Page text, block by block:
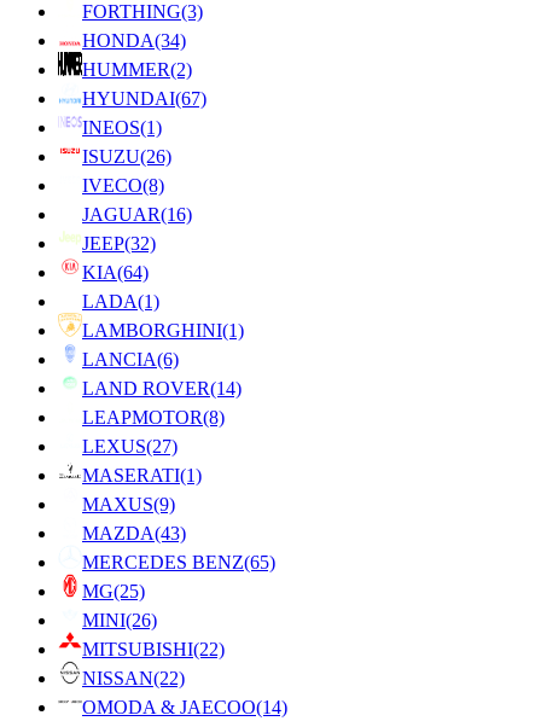
FORTHING(3)
HONDA(34)
HUMMER(2)
HYUNDAI(67)
INEOS(1)
ISUZU(26)
IVECO(8)
JAGUAR(16)
JEEP(32)
KIA(64)
LADA(1)
LAMBORGHINI(1)
LANCIA(6)
LAND ROVER(14)
LEAPMOTOR(8)
LEXUS(27)
MASERATI(1)
MAXUS(9)
MAZDA(43)
MERCEDES BENZ(65)
MG(25)
MINI(26)
MITSUBISHI(22)
NISSAN(22)
OMODA & JAECOO(14)